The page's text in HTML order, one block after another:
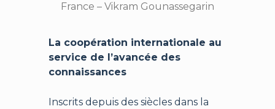
France – Vikram Gounassegarin
La coopération internationale au
service de l’avancée des
connaissances
Inscrits depuis des siècles dans la